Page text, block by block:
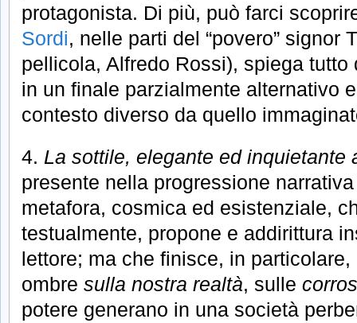
protagonista. Di più, può farci
Sordi, nelle parti del “povero” signor
pellicola, Alfredo Rossi), spiega
in un finale parzialmente alternativo
contesto diverso da quello
4. La sottile, elegante ed inquietante
presente nella progressione
metafora, cosmica ed esistenziale,
testualmente, propone e addirittura
lettore; ma che finisce, in
ombre sulla nostra realtà, sulle
potere generano in una società